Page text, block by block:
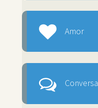
Amor
Conversa